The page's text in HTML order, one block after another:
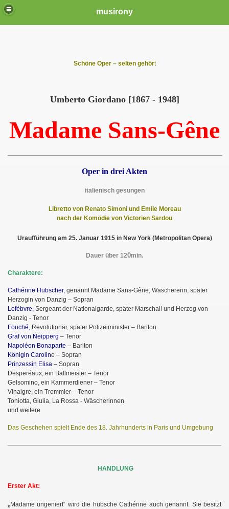
musirony
Schöne Oper – selten gehört
Umberto Giordano [1867 - 1948]
Madame Sans-Gêne
Oper in drei Akten
italienisch gesungen
Libretto von Renato Simoni und Emile Moreau
nach der Komödie von Victorien Sardou
Uraufführung am 25. Januar 1915 in New York (Metropolitan Opera)
Dauer über 120min.
Charaktere:
Cathérine Hubscher, genannt Madame Sans-Gêne, Wäschererin, später
Herzogin von Danzig – Sopran
Lefèbvre, Sergeant der Nationalgarde, später Marschall und Herzog von
Danzig - Tenor
Fouché, Revolutionär, später Polizeiminister – Bariton
Graf von Neipperg – Tenor
Napoléon Bonaparte – Bariton
Königin Caroline – Sopran
Prinzessin Elisa – Sopran
Desperéaux, ein Ballmeister – Tenor
Gelsomino, ein Kammerdiener – Tenor
Vinaigre, ein Trommler – Tenor
Toniotta, Giulia, La Rossa - Wäscherinnen
und weitere
Das Geschehen spielt Ende des 18. Jahrhunderts in Paris und Umgebung
HANDLUNG
Erster Akt:
„Madame ungeniert“ wird die hübsche Cathérine auch genannt. Sie besitzt